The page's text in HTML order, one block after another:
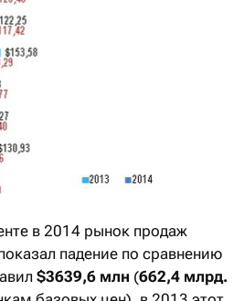
в 2014 рынок продаж
падение по сравнению
$3639,6 млн (662,4 млрд.